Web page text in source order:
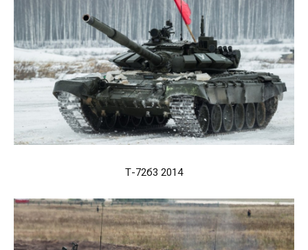
Т-72б3 2014